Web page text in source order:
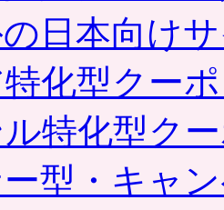
日本向け
化型クー
特化型ク
型・キャ